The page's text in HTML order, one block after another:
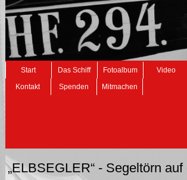
Navigation
überspringen
Start Das Schiff Fotoalbum Video
Kontakt
Spenden Mitmachen
„ELBSEGLER“ - Segeltörn